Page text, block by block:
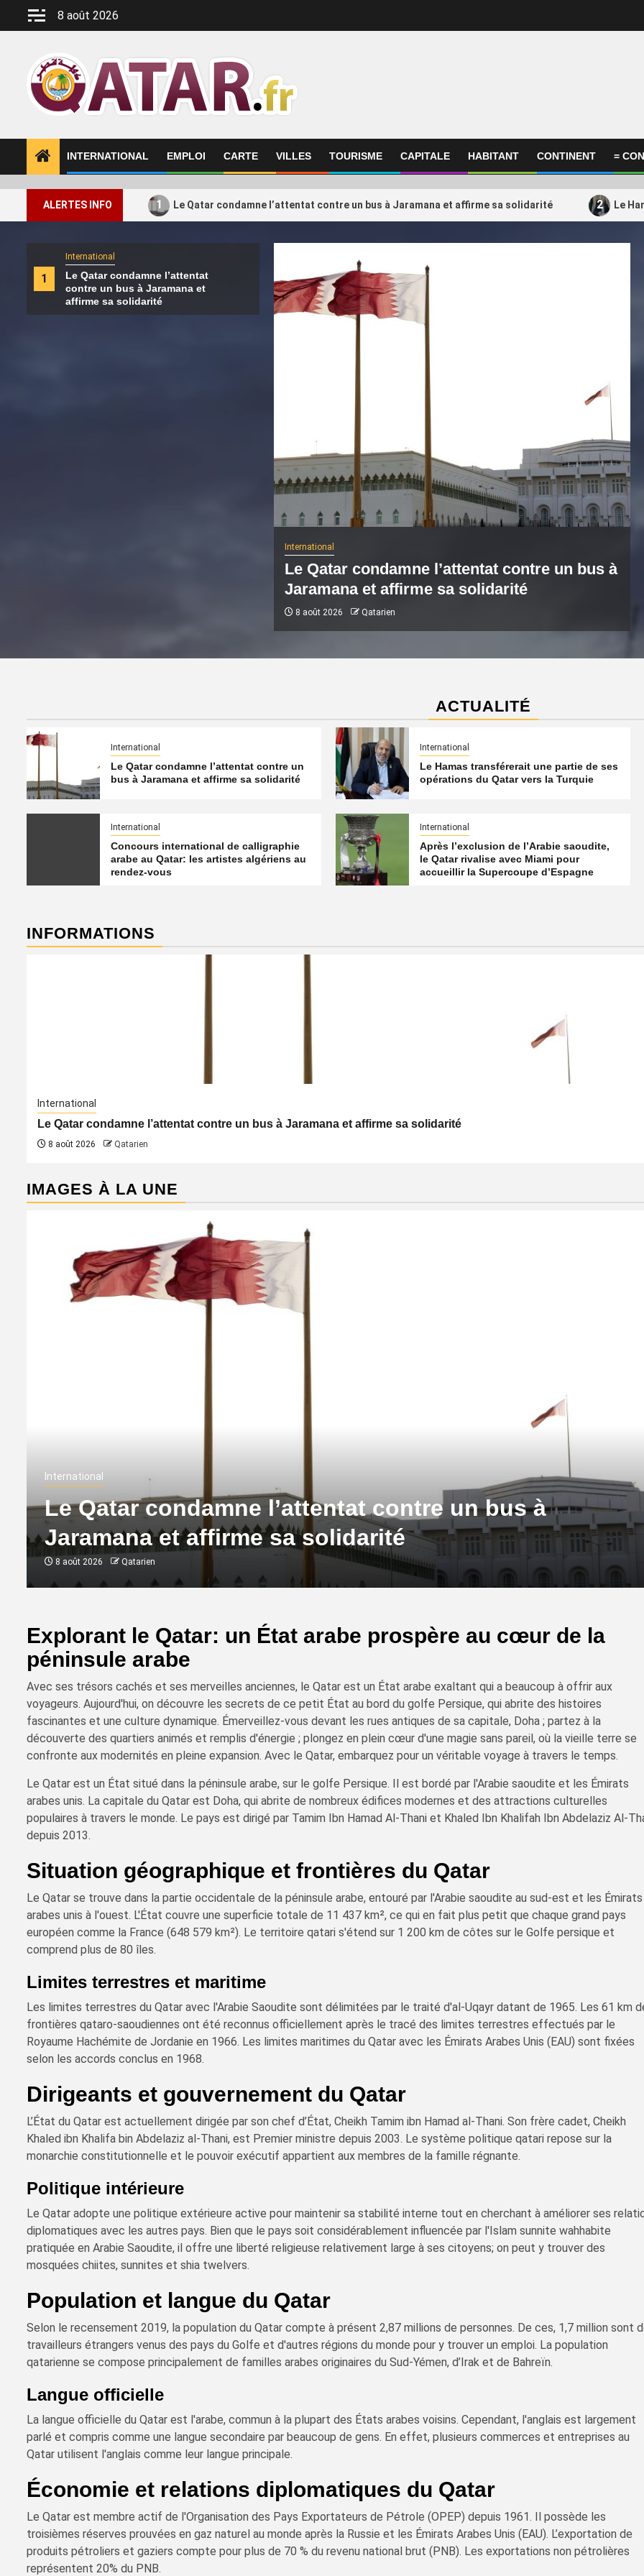
8 août 2026
INTERNATIONAL EMPLOI CARTE VILLES TOURISME CAPITALE HABITANT CONTINENT =
ALERTES INFO 1 Le Qatar condamne l’attentat contre un bus à Jaramana et affirme sa solidarité 2 Le
1
International
Le Qatar condamne l’attentat
contre un bus à Jaramana et
affirme sa solidarité
2
Le Hamas transférerait une partie
de ses opérations du Qatar vers la
Turquie
International
Le Qatar condamne l’attentat contre un bus à
Jaramana et affirme sa solidarité
8 août 2026 Qatarien
ACTUALITÉ
International
Le Qatar condamne l’attentat contre un
bus à Jaramana et affirme sa solidarité
International
Le Hamas transférerait une partie de ses
opérations du Qatar vers la Turquie
International
Concours international de calligraphie
arabe au Qatar: les artistes algériens au
rendez-vous
International
Après l’exclusion de l’Arabie saoudite,
le Qatar rivalise avec Miami pour
accueillir la Supercoupe d’Espagne
INFORMATIONS
International
Le Qatar condamne l’attentat contre un bus à Jaramana et affirme sa solidarité
8 août 2026 Qatarien
IMAGES À LA UNE
International
Le Qatar condamne l’attentat contre un bus à
Jaramana et affirme sa solidarité
8 août 2026 Qatarien
Explorant le Qatar: un État arabe prospère au cœur de la
péninsule arabe
Avec ses trésors cachés et ses merveilles anciennes, le Qatar est un État arabe exaltant qui a beaucoup à offrir aux
voyageurs. Aujourd'hui, on découvre les secrets de ce petit État au bord du golfe Persique, qui abrite des histoires
fascinantes et une culture dynamique. Émerveillez-vous devant les rues antiques de sa capitale, Doha ; partez à la
découverte des quartiers animés et remplis d'énergie ; plongez en plein cœur d'une magie sans pareil, où la vieille terre se
confronte aux modernités en pleine expansion. Avec le Qatar, embarquez pour un véritable voyage à travers le temps.
Le Qatar est un État situé dans la péninsule arabe, sur le golfe Persique. Il est bordé par l'Arabie saoudite et les Émirats
arabes unis. La capitale du Qatar est Doha, qui abrite de nombreux édifices modernes et des attractions culturelles
populaires à travers le monde. Le pays est dirigé par Tamim Ibn Hamad Al-Thani et Khaled Ibn Khalifah Ibn Abdelaziz Al-
depuis 2013.
Situation géographique et frontières du Qatar
Le Qatar se trouve dans la partie occidentale de la péninsule arabe, entouré par l'Arabie saoudite au sud-est et les Émirats
arabes unis à l'ouest. L'État couvre une superficie totale de 11 437 km², ce qui en fait plus petit que chaque grand pays
européen comme la France (648 579 km²). Le territoire qatari s'étend sur 1 200 km de côtes sur le Golfe persique et
comprend plus de 80 îles.
Limites terrestres et maritime
Les limites terrestres du Qatar avec l'Arabie Saoudite sont délimitées par le traité d'al-Uqayr datant de 1965. Les 61 km
frontières qataro-saoudiennes ont été reconnus officiellement après le tracé des limites terrestres effectués par le
Royaume Hachémite de Jordanie en 1966. Les limites maritimes du Qatar avec les Émirats Arabes Unis (EAU) sont fixées
selon les accords conclus en 1968.
Dirigeants et gouvernement du Qatar
L’État du Qatar est actuellement dirigée par son chef d’État, Cheikh Tamim ibn Hamad al-Thani. Son frère cadet, Cheikh
Khaled ibn Khalifa bin Abdelaziz al-Thani, est Premier ministre depuis 2003. Le système politique qatari repose sur la
monarchie constitutionnelle et le pouvoir exécutif appartient aux membres de la famille régnante.
Politique intérieure
Le Qatar adopte une politique extérieure active pour maintenir sa stabilité interne tout en cherchant à améliorer ses
diplomatiques avec les autres pays. Bien que le pays soit considérablement influencée par l'Islam sunnite wahhabite
pratiquée en Arabie Saoudite, il offre une liberté religieuse relativement large à ses citoyens; on peut y trouver des
mosquées chiites, sunnites et shia twelvers.
Population et langue du Qatar
Selon le recensement 2019, la population du Qatar compte à présent 2,87 millions de personnes. De ces, 1,7 million sont
travailleurs étrangers venus des pays du Golfe et d'autres régions du monde pour y trouver un emploi. La population
qatarienne se compose principalement de familles arabes originaires du Sud-Yémen, d’Irak et de Bahreïn.
Langue officielle
La langue officielle du Qatar est l'arabe, commun à la plupart des États arabes voisins. Cependant, l'anglais est largement
parlé et compris comme une langue secondaire par beaucoup de gens. En effet, plusieurs commerces et entreprises au
Qatar utilisent l'anglais comme leur langue principale.
Économie et relations diplomatiques du Qatar
Le Qatar est membre actif de l'Organisation des Pays Exportateurs de Pétrole (OPEP) depuis 1961. Il possède les
troisièmes réserves prouvées en gaz naturel au monde après la Russie et les Émirats Arabes Unis (EAU). L’exportation de
produits pétroliers et gaziers compte pour plus de 70 % du revenu national brut (PNB). Les exportations non pétrolières
représentent 20% du PNB.